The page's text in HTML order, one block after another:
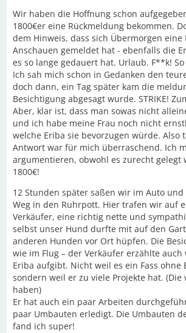
Wir haben die Hoffnung schon
1800€er eine Rückmeldung bekommen.
dem Hinweis, dass sich Übermorgen eine
Anschauen gemeldet hat - ebenfalls die
es so lange gedauert hat. Urlaub. F**k!
Ich sah mich schon in Gedanken den
doch dann, ein Tag später kam die
Besichtigung abgesagt wurde. STRIKE!
Aber, klar ist, dass man sowas nicht
und ich habe meine Frau noch nicht
welche Eriba sie bevorzugen würde. Also
Antwort war für mich überraschend. Ich
argumentieren, obwohl es zurecht gelegt
1800€!
12 Stunden später saßen wir im Auto
Weg in den Ruhrpott. Hier trafen wir auf
Verkäufer, eine richtig nette und
selbst unser Hund durfte mit auf den
anderen Hunden vor Ort hüpfen. Die
wie im Flug – der Verkäufer erzählte
Eriba aufgibt. Nicht weil es ein Fass ohne
sondern weil er zu viele Projekte hat. (Die
haben)
Er hat auch ein paar Arbeiten
paar Umbauten erledigt. Die Umbauten
fand ich super!